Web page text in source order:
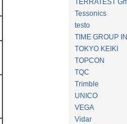
TERRATEST
Tessonics
testo
TIME GROUP
TOKYO KEIKI
TOPCON
TQC
Trimble
UNICO
VEGA
Vidar